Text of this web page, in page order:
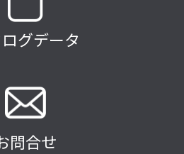
グデータ
問合せ